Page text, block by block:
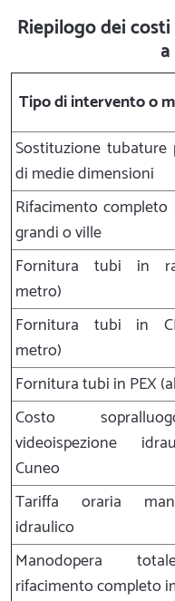
Riepilogo dei
Tipo di intervento o
Sostituzione tubature
di medie dimensioni
Rifacimento completo
grandi o ville
Fornitura tubi in
metro)
Fornitura tubi in
metro)
Fornitura tubi in PEX
Costo
videoispezione
Cuneo
Tariffa oraria
idraulico
Manodopera
rifacimento completo